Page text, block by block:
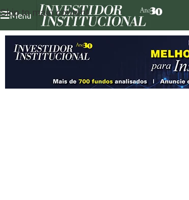
Skip to main content
Menu